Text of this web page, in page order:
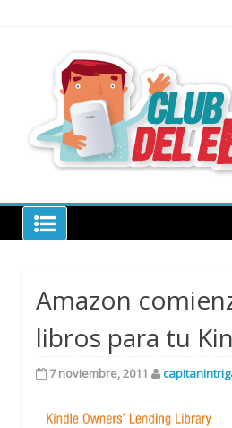
Club del ebook
Amazon
libros para tu
7 noviembre, 2011